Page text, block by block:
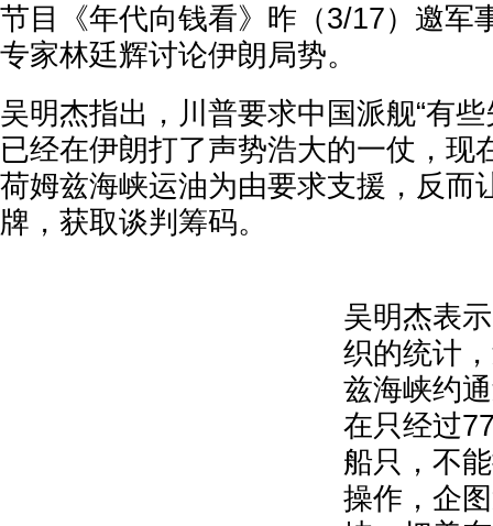
节目《年代向钱看》昨（3/17）邀军
专家林廷辉讨论伊朗局势。
吴明杰指出，川普要求中国派舰“有
已经在伊朗打了声势浩大的一仗，现
荷姆兹海峡运油为由要求支援，反而
牌，获取谈判筹码。
吴明杰表
织的统计
兹海峡约
在只经过
船只，不
操作，企